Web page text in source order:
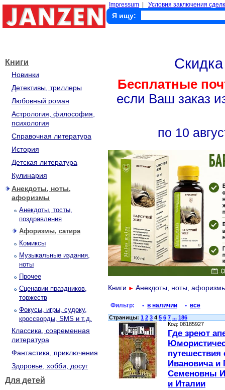
Impressum Условия заключения
Я ищу:
Книги
Новинки
Детективы, триллеры
Любовный роман
Астрология, философия,
психология
Справочная литература
История
Детская литература
Кулинария
Анекдоты, ноты,
афоризмы
Анекдоты, тосты,
поздравления
Афоризмы, сатира
Комиксы
Музыкальные издания,
ноты
Прочее
Сценарии праздников,
торжеств
Фокусы, игры, судоку,
кроссворды, SMS и т.д.
Классика, современная
литература
Фантастика, приключения
Здоровье, хобби, досуг
Для детей
Бесплатные
если Ваш заказ
по 10
Книги ► Анекдоты, ноты,
Фильтр: • в наличии • все
Страницы: 1 2 3 4 5 6 7 ... 186
Код: 08185927
Где зреют
путешествия
Ивановича
Семеновны
и Италии